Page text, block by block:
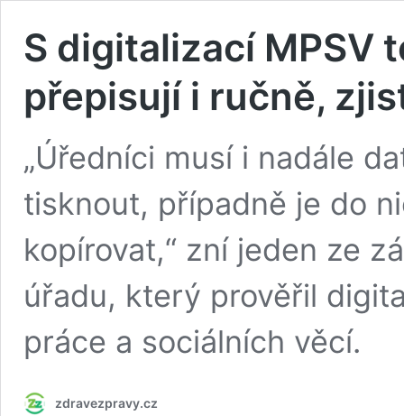
S digitalizací MPSV
přepisují i ručně,
„Úředníci musí i nadále
tisknout, případně je do
kopírovat,“ zní jeden ze
úřadu, který prověřil
práce a sociálních věcí.
zdravezpravy.cz